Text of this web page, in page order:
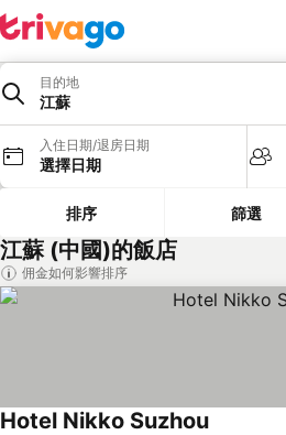
目的地
江蘇
入住日期/退房日期
選擇日期
排序 篩選
江蘇 (中國)的飯店
佣金如何影響排序
Hotel Nikko Suzhou